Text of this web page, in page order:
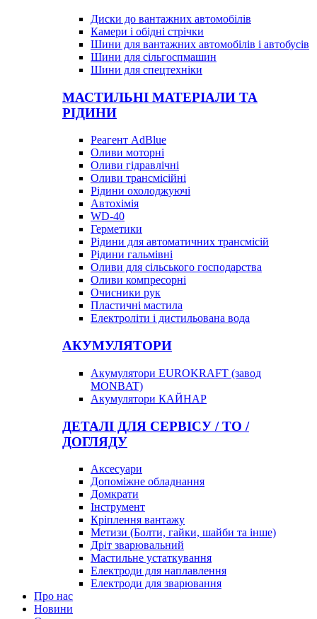
Диски до вантажних автомобілів
Камери і обідні стрічки
Шини для вантажних автомобілів і автобусів
Шини для сільгоспмашин
Шини для спецтехніки
МАСТИЛЬНІ МАТЕРІАЛИ ТА
РІДИНИ
Реагент AdBlue
Оливи моторні
Оливи гідравлічні
Оливи трансмісійні
Рідини охолоджуючі
Автохімія
WD-40
Герметики
Рідини для автоматичних трансмісій
Рідини гальмівні
Оливи для сільського господарства
Оливи компресорні
Очисники рук
Пластичні мастила
Електроліти і дистильована вода
АКУМУЛЯТОРИ
Акумулятори EUROKRAFT (завод
MONBAT)
Акумулятори КАЙНАР
ДЕТАЛІ ДЛЯ СЕРВІСУ / ТО /
ДОГЛЯДУ
Аксесуари
Допоміжне обладнання
Домкрати
Інструмент
Кріплення вантажу
Метизи (Болти, гайки, шайби та інше)
Дріт зварювальний
Мастильне устаткування
Електроди для наплавлення
Електроди для зварювання
Про нас
Новини